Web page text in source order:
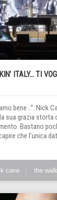
ITALY… TI
bene…”. Nick
sua grazia storta
Bastano
che l’unica
cave the